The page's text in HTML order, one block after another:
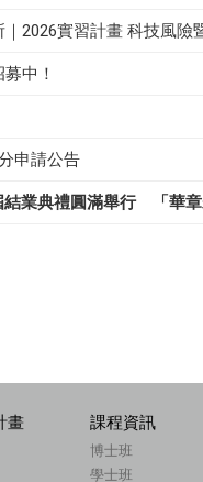
2026實習計畫 科技風險
中！
申請公告
結業典禮圓滿舉行 「華
畫 課程資訊
博士班
學士班